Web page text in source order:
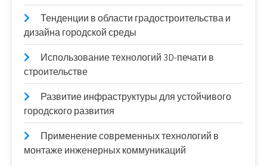
Тенденции в области градостроительства и
дизайна городской среды
Использование технологий 3D-печати в
строительстве
Развитие инфраструктуры для устойчивого
городского развития
Применение современных технологий в
монтаже инженерных коммуникаций